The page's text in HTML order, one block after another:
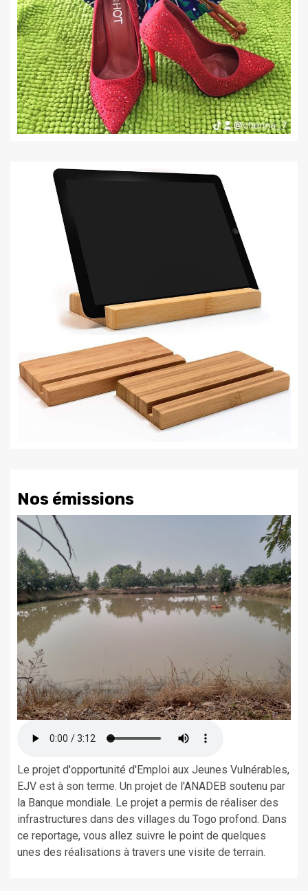
Nos émissions
Le projet d'opportunité d'Emploi aux Jeunes Vulnérables,
EJV est à son terme. Un projet de l'ANADEB soutenu par
la Banque mondiale. Le projet a permis de réaliser des
infrastructures dans des villages du Togo profond. Dans
ce reportage, vous allez suivre le point de quelques
unes des réalisations à travers une visite de terrain.